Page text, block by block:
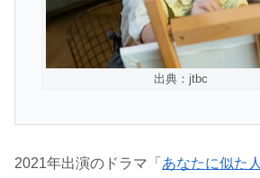
出典：jtbc
2021年出演のドラマ「 あなたに似た人